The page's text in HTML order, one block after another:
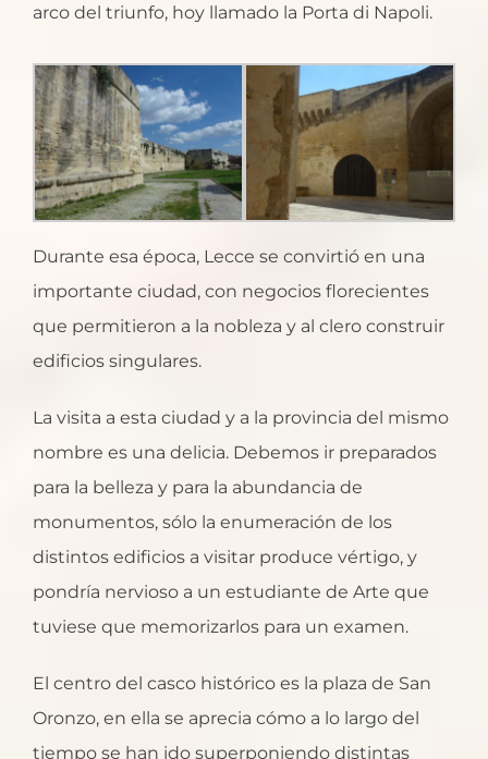
arco del triunfo, hoy llamado la Porta di Napoli.
Durante esa época, Lecce se convirtió en una
importante ciudad, con negocios florecientes
que permitieron a la nobleza y al clero construir
edificios singulares.
La visita a esta ciudad y a la provincia del mismo
nombre es una delicia. Debemos ir preparados
para la belleza y para la abundancia de
monumentos, sólo la enumeración de los
distintos edificios a visitar produce vértigo, y
pondría nervioso a un estudiante de Arte que
tuviese que memorizarlos para un examen.
El centro del casco histórico es la plaza de San
Oronzo, en ella se aprecia cómo a lo largo del
tiempo se han ido superponiendo distintas